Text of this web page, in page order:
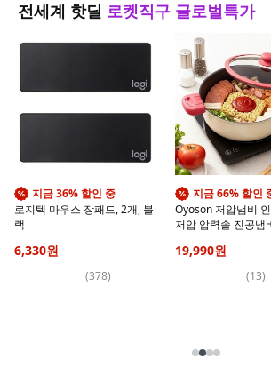
전세계 핫딜 로켓직구 글로벌특가
지금 36% 할인 중
로지텍 마우스 장패드, 2개, 블
랙
6,330원
(378)
지금 66% 할인
Oyoson 저압냄비
저압 압력솥 진공냄
28cm
19,990원
(13)